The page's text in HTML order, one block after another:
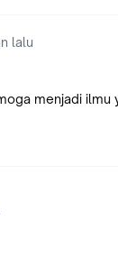
lalu
menjadi